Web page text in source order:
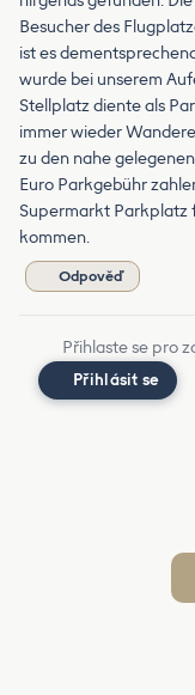
Besucher des
ist es
wurde bei unserem
Stellplatz diente als
immer wieder
zu den nahe
Euro Parkgebühr
Supermarkt Parkplatz
kommen.
Odpověď
Přihlaste se pro
Přihlásit se